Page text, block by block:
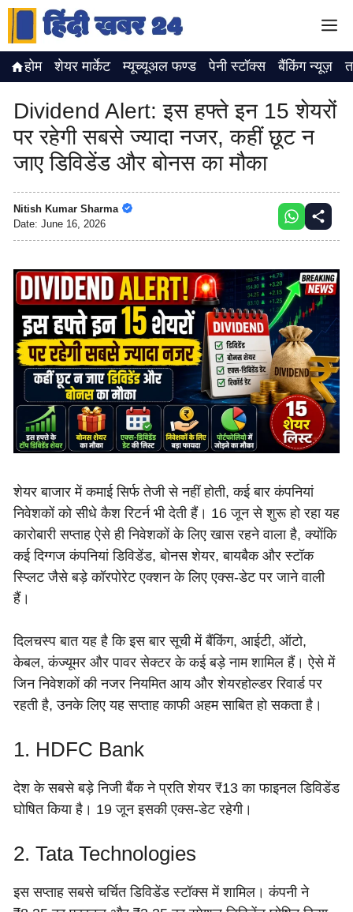
Skip
content
होम शेयर मार्केट म्यूच्यूअल फण्ड पेनी स्टॉक्स बैंकिंग न्यूज़
Dividend Alert: इस हफ्ते इन 15 शेयरों
पर रहेगी सबसे ज्यादा नजर, कहीं छूट न
जाए डिविडेंड और बोनस का मौका
Nitish Kumar Sharma
Date: June 16, 2026
शेयर बाजार में कमाई सिर्फ तेजी से नहीं होती, कई बार कंपनियां
निवेशकों को सीधे कैश रिटर्न भी देती हैं। 16 जून से शुरू हो रहा यह
कारोबारी सप्ताह ऐसे ही निवेशकों के लिए खास रहने वाला है, क्योंकि
कई दिग्गज कंपनियां डिविडेंड, बोनस शेयर, बायबैक और स्टॉक
स्प्लिट जैसे बड़े कॉरपोरेट एक्शन के लिए एक्स-डेट पर जाने वाली
हैं।
दिलचस्प बात यह है कि इस बार सूची में बैंकिंग, आईटी, ऑटो,
केबल, कंज्यूमर और पावर सेक्टर के कई बड़े नाम शामिल हैं। ऐसे में
जिन निवेशकों की नजर नियमित आय और शेयरहोल्डर रिवार्ड पर
रहती है, उनके लिए यह सप्ताह काफी अहम साबित हो सकता है।
1. HDFC Bank
देश के सबसे बड़े निजी बैंक ने प्रति शेयर ₹13 का फाइनल डिविडेंड
घोषित किया है। 19 जून इसकी एक्स-डेट रहेगी।
2. Tata Technologies
इस सप्ताह सबसे चर्चित डिविडेंड स्टॉक्स में शामिल। कंपनी ने